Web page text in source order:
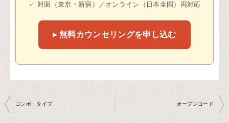
✓ 対面（東京・新宿）／オンライン（日本全国）両対応
▸ 無料カウンセリングを申し込む
投
コンボ・タイプ オープンコード